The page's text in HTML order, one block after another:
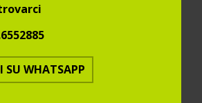
SU WHATSAPP